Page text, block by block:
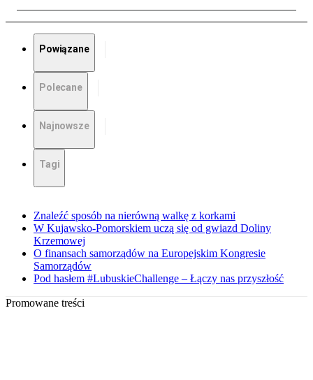
Powiązane
Polecane
Najnowsze
Tagi
Znaleźć sposób na nierówną walkę z korkami
W Kujawsko-Pomorskiem uczą się od gwiazd Doliny
Krzemowej
O finansach samorządów na Europejskim Kongresie
Samorządów
Pod hasłem #LubuskieChallenge – Łączy nas przyszłość
Promowane treści